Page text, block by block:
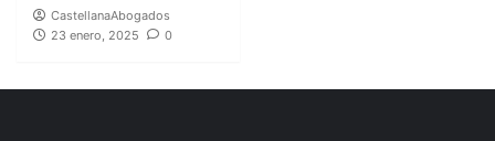
CastellanaAbogados
23 enero, 2025
0